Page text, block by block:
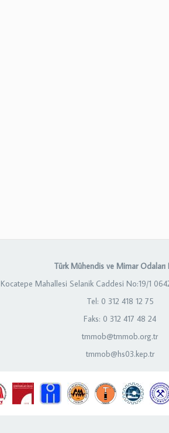
Türk Mühendis ve Mimar Odaları
Kocatepe Mahallesi Selanik Caddesi No:19/1
Tel: 0 312 418 12 75
Faks: 0 312 417 48 24
tmmob@tmmob.org.tr
tmmob@hs03.kep.tr